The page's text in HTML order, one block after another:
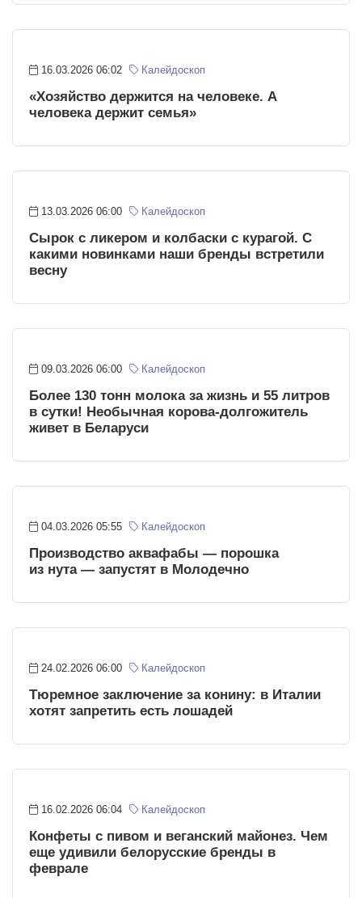
16.03.2026 06:02 Калейдоскоп
«Хозяйство держится на человеке. А
человека держит семья»
13.03.2026 06:00 Калейдоскоп
Сырок с ликером и колбаски с курагой. С
какими новинками наши бренды встретили
весну
09.03.2026 06:00 Калейдоскоп
Более 130 тонн молока за жизнь и 55 литров
в сутки! Необычная корова-долгожитель
живет в Беларуси
04.03.2026 05:55 Калейдоскоп
Производство аквафабы — порошка
из нута — запустят в Молодечно
24.02.2026 06:00 Калейдоскоп
Тюремное заключение за конину: в Италии
хотят запретить есть лошадей
16.02.2026 06:04 Калейдоскоп
Конфеты с пивом и веганский майонез. Чем
еще удивили белорусские бренды в
феврале